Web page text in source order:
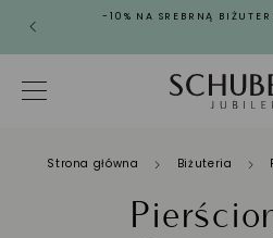
-10% NA SREBRNĄ
Strona główna Biżuteria